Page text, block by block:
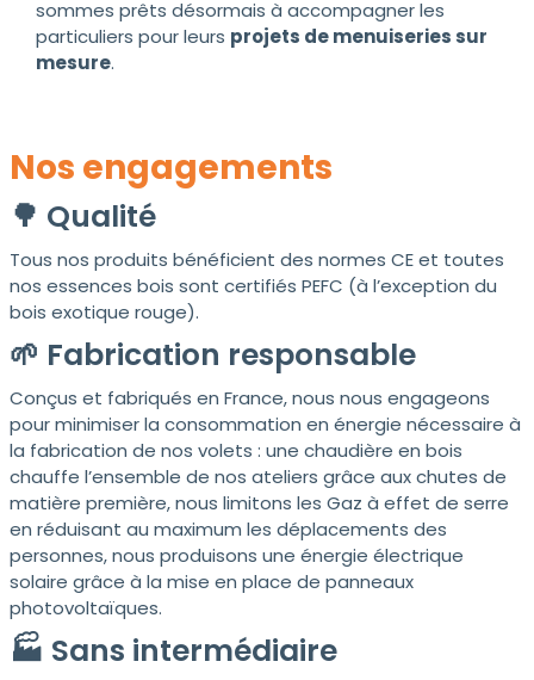
sommes prêts désormais à accompagner les
particuliers pour leurs projets de menuiseries sur
mesure.
Nos engagements
🌳 Qualité
Tous nos produits bénéficient des normes CE et toutes
nos essences bois sont certifiés PEFC (à l’exception du
bois exotique rouge).
🌱 Fabrication responsable
Conçus et fabriqués en France, nous nous engageons
pour minimiser la consommation en énergie nécessaire à
la fabrication de nos volets : une chaudière en bois
chauffe l’ensemble de nos ateliers grâce aux chutes de
matière première, nous limitons les Gaz à effet de serre
en réduisant au maximum les déplacements des
personnes, nous produisons une énergie électrique
solaire grâce à la mise en place de panneaux
photovoltaïques.
🏭 Sans intermédiaire